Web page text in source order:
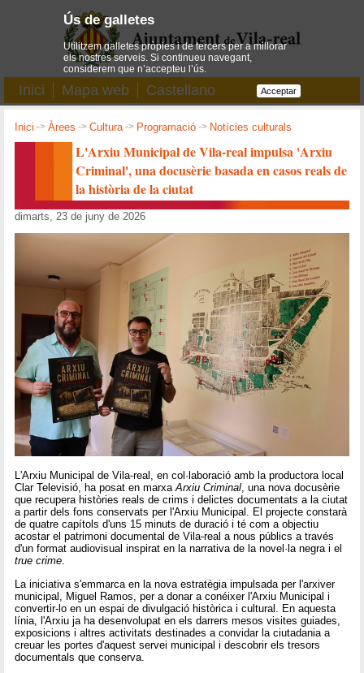
Inici Mapa web Castellano
Inici ->Àrees ->Cultura-> Programació -> Notícies culturals
L'Arxiu Municipal de Vila-real impulsa 'Arxiu
Criminal', una docusèrie basada en casos reals de
la història de la ciutat
dimarts, 23 de juny de 2026
L'Arxiu Municipal de Vila-real, en col·laboració amb la productora local
Clar Televisió, ha posat en marxaArxiu Criminal, una nova docusèrie
que recupera històries reals de crims i delictes documentats a la ciutat
a partir dels fons conservats per l'Arxiu Municipal. El projecte constarà
de quatre capítols d'uns 15 minuts de duració i té com a objectiu
acostar el patrimoni documental de Vila-real a nous públics a través
d'un format audiovisual inspirat en la narrativa de la novel·la negra i el
true crime.
La iniciativa s'emmarca en la nova estratègia impulsada per l'arxiver
municipal, Miguel Ramos, per a donar a conéixer l'Arxiu Municipal i
convertir-lo en un espai de divulgació històrica i cultural. En aquesta
línia, l'Arxiu ja ha desenvolupat en els darrers mesos visites guiades,
exposicions i altres activitats destinades a convidar la ciutadania a
creuar les portes d'aquest servei municipal i descobrir els tresors
documentals que conserva.
Ús de galletes
Utilitzem galletes pròpies i de tercers per a millorar
els nostres serveis. Si continueu navegant,
considerem que n’accepteu l’ús.
Acceptar